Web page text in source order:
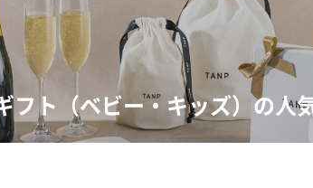
フト（ベビー・キッズ）の人